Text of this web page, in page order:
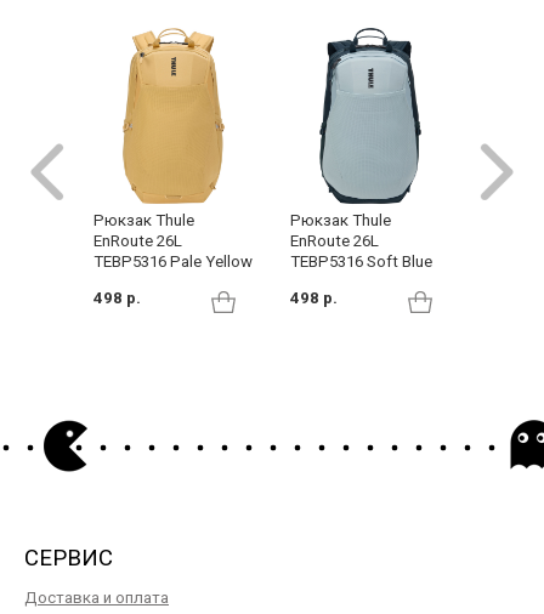
Рюкзак Thule
EnRoute 26L
TEBP5316 Pale Yellow
498 р.
Рюкзак Thule
EnRoute 26L
TEBP5316 Soft Blue
498 р.
СЕРВИС
Доставка и оплата